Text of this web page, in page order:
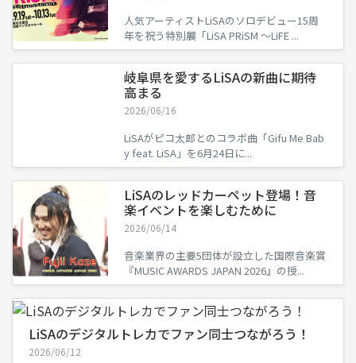
人気アーティストLiSAのソロデビュー15周
年を祝う特別展「LiSA PRiSM ～LiFE ...
岐阜県を愛するLiSAの新曲に期待
高まる
2026/06/16
LiSAがピコ太郎とのコラボ曲「Gifu Me Bab
y feat. LiSA」を6月24日に...
LiSAのレッドカーペット登場！音
楽イベントを楽しむために
2026/06/14
音楽業界の主要5団体が設立した国際音楽賞
『MUSIC AWARDS JAPAN 2026』の授...
LiSAのデジタルトレカでファン同士つながろう！
2026/06/12